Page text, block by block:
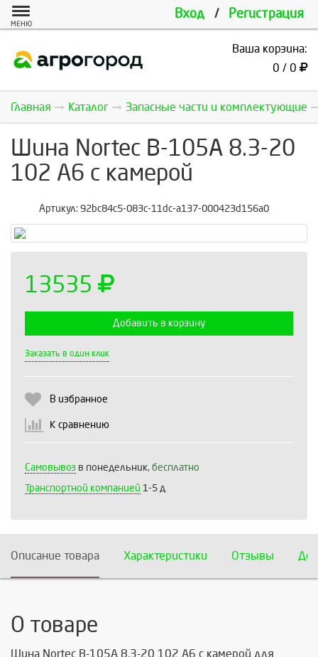
Вход / Регистрация
МЕНЮ
Ваша корзина:
0 / 0
Главная Каталог Запасные части и комплектующие
Шина Nortec В-105А 8.3-20
102 A6 с камерой
Артикул: 92bc84c5-083c-11dc-a137-000423d156a0
13535
Добавить в корзину
Заказать в один клик
В избранное
К сравнению
Самовывоз в понедельник, бесплатно
Транспортной компанией 1-5 д
Описание товара Характеристики Отзывы
О товаре
Шина Nortec В-105А 8.3-20 102 A6 с камерой для